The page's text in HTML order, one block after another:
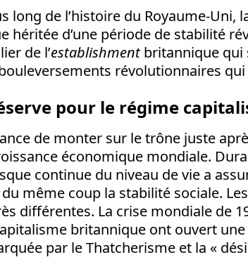
long de l’histoire du Royaume-Uni,
héritée d’une période de stabilité
de l’establishmentbritannique qui
révolutionnaires
pour le régime
de monter sur le trône juste
économique mondiale.
continue du niveau de vie a
du même coup la stabilité sociale.
différentes. La crise mondiale de
britannique ont ouvert une
par le Thatcherisme et la «